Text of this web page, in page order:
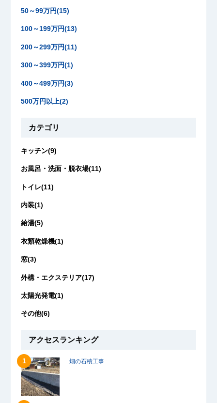
50～99万円(15)
100～199万円(13)
200～299万円(11)
300～399万円(1)
400～499万円(3)
500万円以上(2)
カテゴリ
キッチン(9)
お風呂・洗面・脱衣場(11)
トイレ(11)
内装(1)
給湯(5)
衣類乾燥機(1)
窓(3)
外構・エクステリア(17)
太陽光発電(1)
その他(6)
アクセスランキング
畑の石積工事